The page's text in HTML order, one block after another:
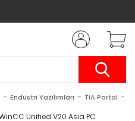
Endüstri Yazılımları TIA Portal